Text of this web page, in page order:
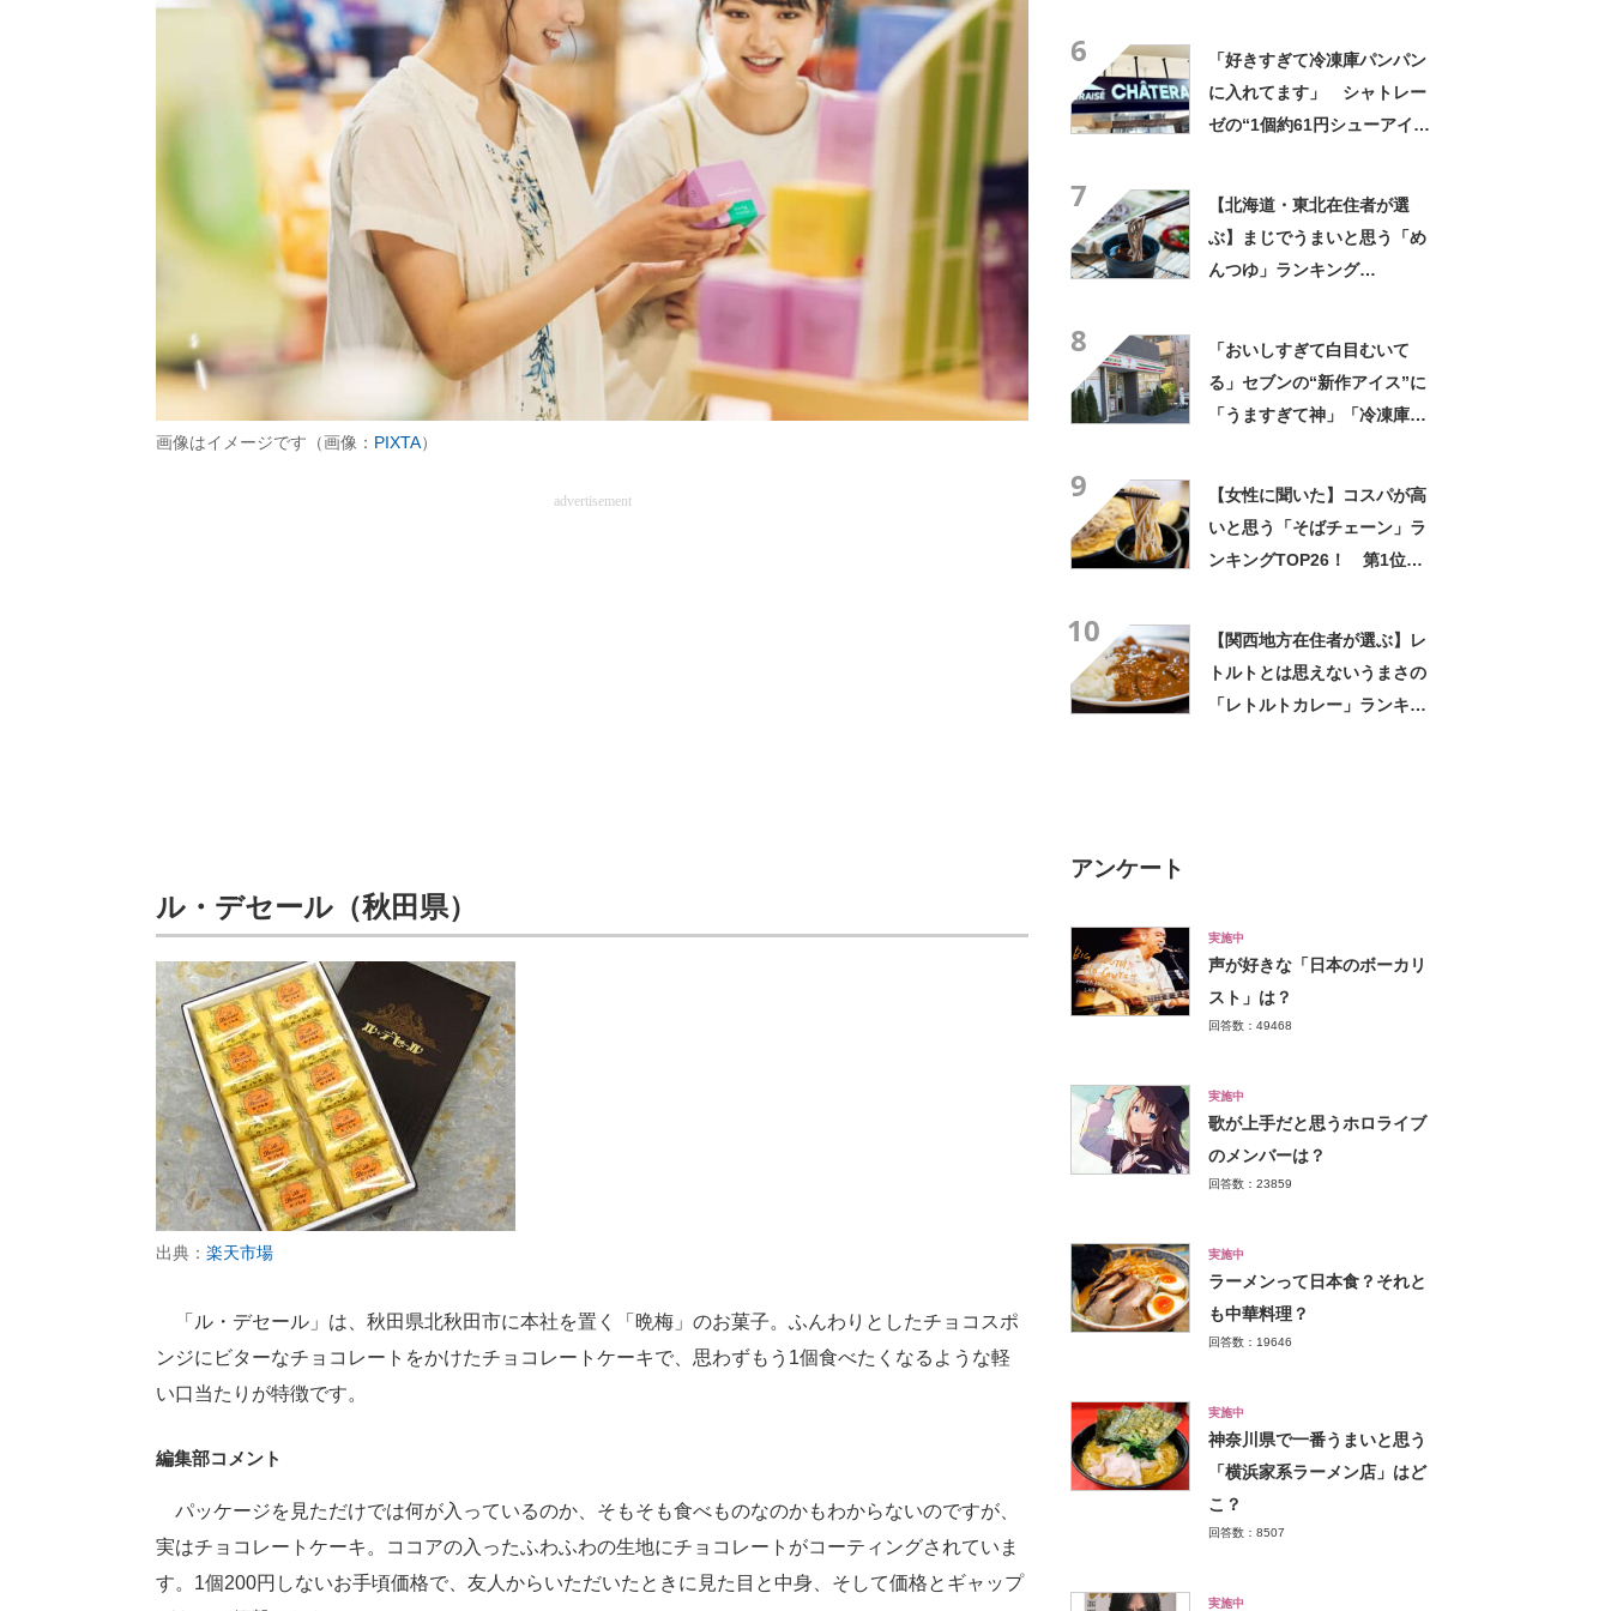
画像はイメージです（画像： PIXTA）
advertisement
ル・デセール（秋田県）
出典： 楽天市場
「ル・デセール」は、秋田県北秋田市に本社を置く「晩梅」のお菓子。ふんわりとしたチョコスポ
ンジにビターなチョコレートをかけたチョコレートケーキで、思わずもう1個食べたくなるような軽
い口当たりが特徴です。
編集部コメント
パッケージを見ただけでは何が入っているのか、そもそも食べものなのかもわからないのですが、
実はチョコレートケーキ。ココアの入ったふわふわの生地にチョコレートがコーティングされていま
す。1個200円しないお手頃価格で、友人からいただいたときに見た目と中身、そして価格とギャップ
6
「好きすぎて冷凍庫パンパン
に入れてます」 シャトレー
ゼの“1個約61円シューアイ
7
【北海道・東北在住者が選
ぶ】まじでうまいと思う「め
んつゆ」ランキング
8
「おいしすぎて白目むいて
る」セブンの“新作アイス”に
「うますぎて神」「冷凍庫に
9
【女性に聞いた】コスパが高
いと思う「そばチェーン」ラ
ンキングTOP26！ 第1位は
10
【関西地方在住者が選ぶ】レ
トルトとは思えないうまさの
「レトルトカレー」ランキン
アンケート
実施中
声が好きな「日本のボーカリ
スト」は？
回答数：49468
実施中
歌が上手だと思うホロライブ
のメンバーは？
回答数：23859
実施中
ラーメンって日本食？それと
も中華料理？
回答数：19646
実施中
神奈川県で一番うまいと思う
「横浜家系ラーメン店」はど
こ？
回答数：8507
実施中